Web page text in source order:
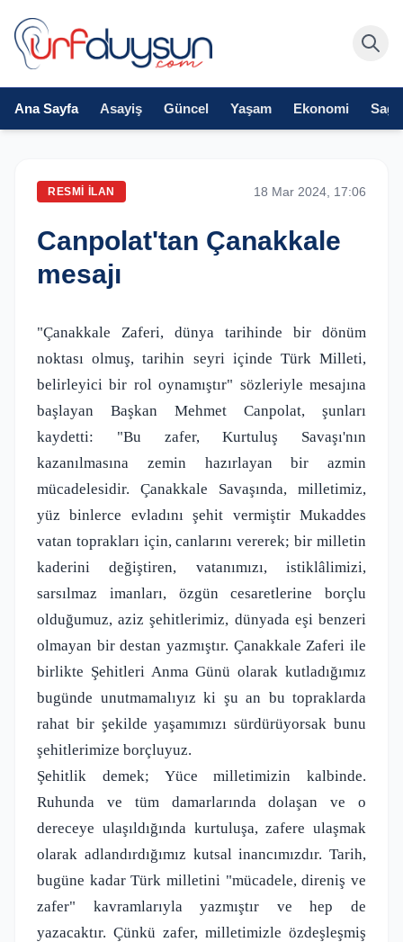
Ana Sayfa Asayiş Güncel Yaşam Ekonomi
RESMI İLAN 18 Mar 2024, 17:06
Canpolat'tan Çanakkale
mesajı
"Çanakkale Zaferi, dünya tarihinde bir dönüm
noktası olmuş, tarihin seyri içinde Türk Milleti,
belirleyici bir rol oynamıştır" sözleriyle mesajına
başlayan Başkan Mehmet Canpolat, şunları
kaydetti: "Bu zafer, Kurtuluş Savaşı'nın
kazanılmasına zemin hazırlayan bir azmin
mücadelesidir. Çanakkale Savaşında, milletimiz,
yüz binlerce evladını şehit vermiştir Mukaddes
vatan toprakları için, canlarını vererek; bir milletin
kaderini değiştiren, vatanımızı, istiklâlimizi,
sarsılmaz imanları, özgün cesaretlerine borçlu
olduğumuz, aziz şehitlerimiz, dünyada eşi benzeri
olmayan bir destan yazmıştır. Çanakkale Zaferi ile
birlikte Şehitleri Anma Günü olarak kutladığımız
bugünde unutmamalıyız ki şu an bu topraklarda
rahat bir şekilde yaşamımızı sürdürüyorsak bunu
şehitlerimize borçluyuz.
Şehitlik demek; Yüce milletimizin kalbinde.
Ruhunda ve tüm damarlarında dolaşan ve o
dereceye ulaşıldığında kurtuluşa, zafere ulaşmak
olarak adlandırdığımız kutsal inancımızdır. Tarih,
bugüne kadar Türk milletini "mücadele, direniş ve
zafer" kavramlarıyla yazmıştır ve hep de
yazacaktır. Çünkü zafer, milletimizle özdeşleşmiş